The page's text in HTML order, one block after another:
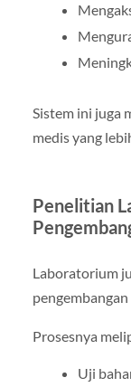
Sistem ini juga
medis yang
Penelitian
Laboratorium
Prosesnya
Uji